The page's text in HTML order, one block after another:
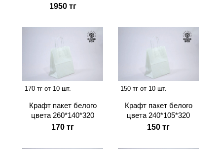
1950 тг
170 тг от 10 шт.
Крафт пакет белого
цвета 260*140*320
170 тг
150 тг от 10 шт.
Крафт пакет белого
цвета 240*105*320
150 тг